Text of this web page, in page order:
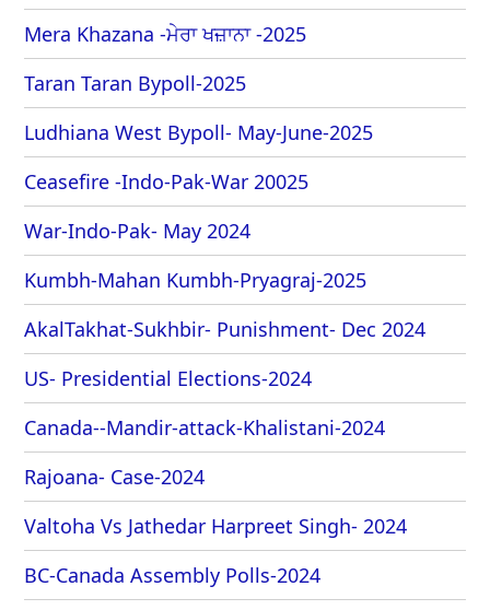
Mera Khazana -ਮੇਰਾ ਖਜ਼ਾਨਾ -2025
Taran Taran Bypoll-2025
Ludhiana West Bypoll- May-June-2025
Ceasefire -Indo-Pak-War 20025
War-Indo-Pak- May 2024
Kumbh-Mahan Kumbh-Pryagraj-2025
AkalTakhat-Sukhbir- Punishment- Dec 2024
US- Presidential Elections-2024
Canada--Mandir-attack-Khalistani-2024
Rajoana- Case-2024
Valtoha Vs Jathedar Harpreet Singh- 2024
BC-Canada Assembly Polls-2024